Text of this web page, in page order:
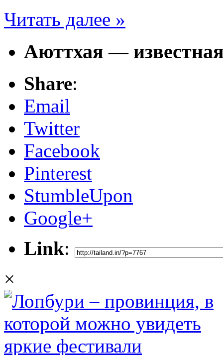
Читать далее »
Аюттхая —
Share:
Email
Twitter
Facebook
Pinterest
StumbleUpon
Google+
Link:
×